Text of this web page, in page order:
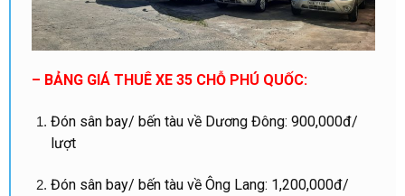
– BẢNG GIÁ THUÊ XE 35 CHỖ PHÚ QUỐC:
Đón sân bay/ bến tàu về Dương Đông: 900,000đ/
lượt
Đón sân bay/ bến tàu về Ông Lang: 1,200,000đ/